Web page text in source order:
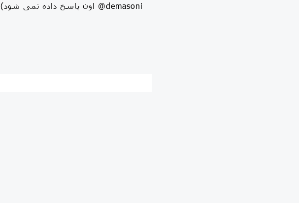
اون پاسخ داده نمی شود) @demasoni